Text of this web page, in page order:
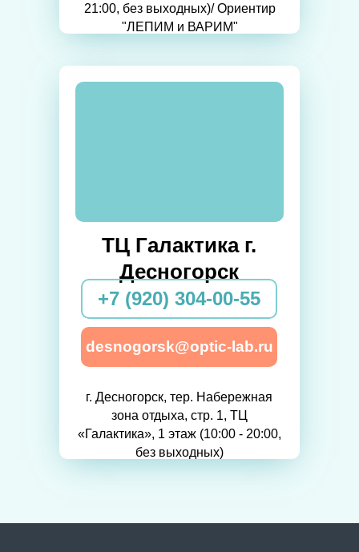
ТЦ Галактика г.
Десногорск
+7 (920) 304-00-55
desnogorsk@optic-lab.ru
г. Десногорск, тер. Набережная
зона отдыха, стр. 1, ТЦ
«Галактика», 1 этаж (10:00 - 20:00,
без выходных)
21:00, без выходных)/ Ориентир
"ЛЕПИМ и ВАРИМ"